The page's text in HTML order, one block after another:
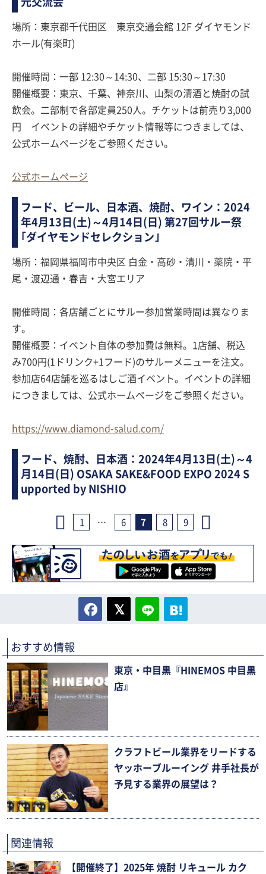
場所：東京都千代田区 東京交通会館 12F ダイヤモンド
ホール(有楽町)
開催時間：一部 12:30～14:30、二部 15:30～17:30
開催概要：東京、千葉、神奈川、山梨の清酒と焼酎の試
飲会。二部制で各部定員250人。チケットは前売り3,000
円 イベントの詳細やチケット情報等につきましては、
公式ホームページをご参照ください。
公式ホームページ
フード、ビール、日本酒、焼酎、ワイン：2024
年4月13日(土)～4月14日(日) 第27回サルー祭
｢ダイヤモンドセレクション｣
場所：福岡県福岡市中央区 白金・高砂・清川・薬院・平
尾・渡辺通・春吉・大宮エリア
開催時間：各店舗ごとにサルー参加営業時間は異なりま
す。
開催概要：イベント自体の参加費は無料。1店舗、税込
み700円(1ドリンク+1フード)のサルーメニューを注文。
参加店64店舗を巡るはしご酒イベント。イベントの詳細
につきましては、公式ホームページをご参照ください。
https://www.diamond-salud.com/
フード、焼酎、日本酒：2024年4月13日(土)～4
月14日(日) OSAKA SAKE&FOOD EXPO 2024 S
upported by NISHIO
1 … 6 7 8 9
おすすめ情報
東京・中目黒『HINEMOS 中目黒
店』
クラフトビール業界をリードする
ヤッホーブルーイング 井手社長が
予見する業界の展望は？
関連情報
【開催終了】2025年 焼酎 リキュール カク